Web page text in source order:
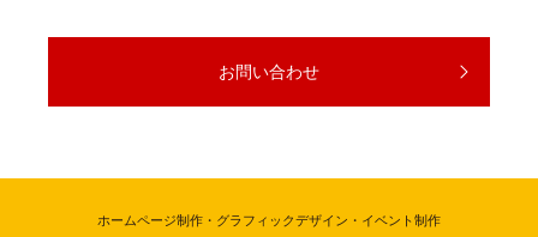
お問い合わせ
ホームページ制作・グラフィックデザイン・イベント制作